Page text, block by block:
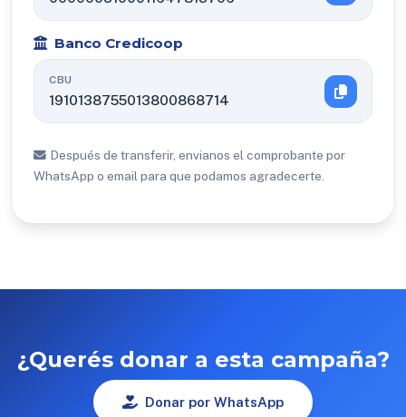
Banco Credicoop
CBU
1910138755013800868714
Después de transferir, envianos el comprobante por
WhatsApp o email para que podamos agradecerte.
¿Querés donar a esta campaña?
Donar por WhatsApp